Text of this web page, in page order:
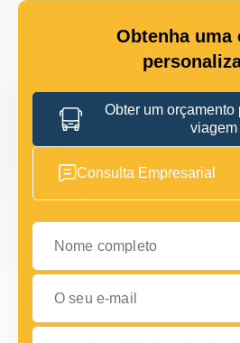
Obtenha uma
Obter um orçamento
viagem
Consulta Empresarial
Nome completo
O seu e-mail
Fale-nos sobre os seus planos